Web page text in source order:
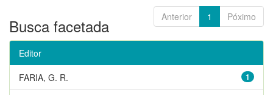
Anterior 1 Póximo
Busca facetada
Editor
1
FARIA, G. R.